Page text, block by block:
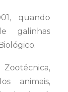
quando
galinhas
animais,